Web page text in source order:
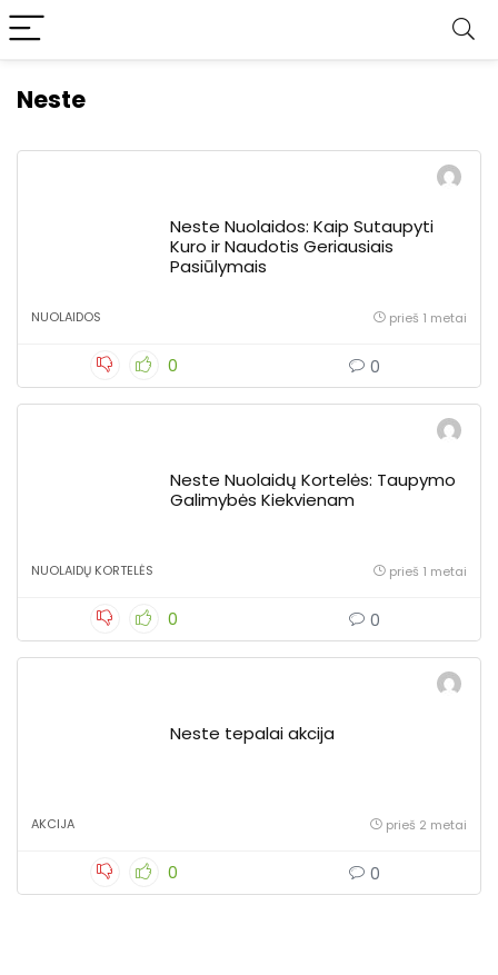
Neste
Neste Nuolaidos: Kaip Sutaupyti
Kuro ir Naudotis Geriausiais
Pasiūlymais
NUOLAIDOS prieš 1 metai
0 0
Neste Nuolaidų Kortelės: Taupymo
Galimybės Kiekvienam
NUOLAIDŲ KORTELĖS prieš 1 metai
0 0
Neste tepalai akcija
AKCIJA prieš 2 metai
0 0